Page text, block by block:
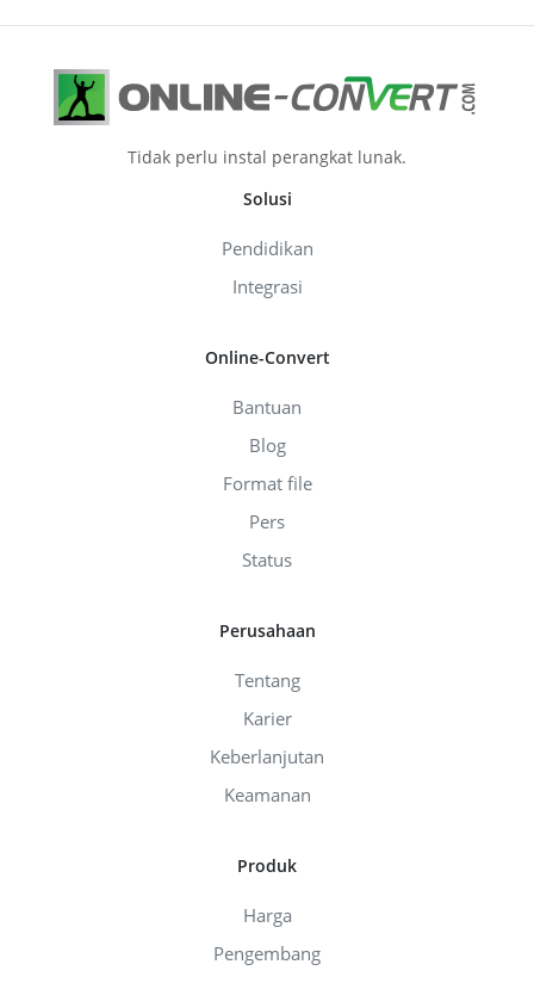
Tidak perlu instal perangkat lunak.
Solusi
Pendidikan
Integrasi
Online-Convert
Bantuan
Blog
Format file
Pers
Status
Perusahaan
Tentang
Karier
Keberlanjutan
Keamanan
Produk
Harga
Pengembang